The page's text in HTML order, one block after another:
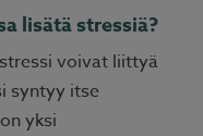
lisätä stressiä?
voivat liittyä
syntyy itse
yksi